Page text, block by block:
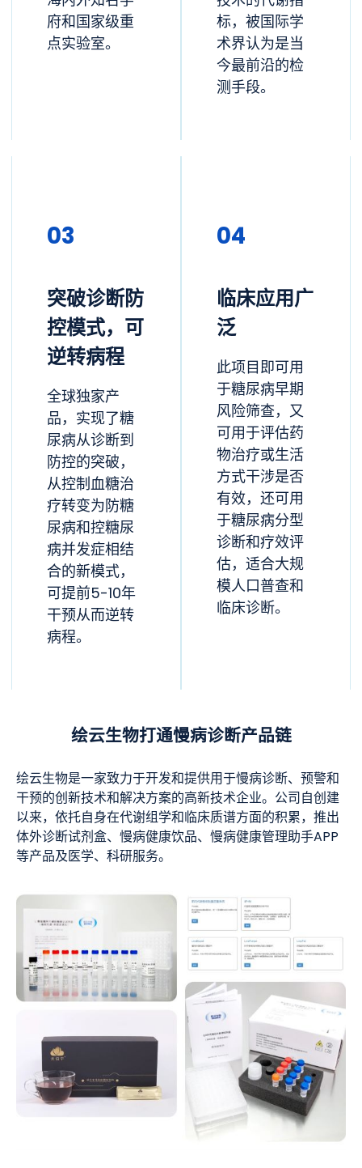
府和国家级重
点实验室。
标，被国际学
术界认为是当
今最前沿的检
测手段。
03
突破诊断防
控模式，可
逆转病程
全球独家产
品，实现了糖
尿病从诊断到
防控的突破，
从控制血糖治
疗转变为防糖
尿病和控糖尿
病并发症相结
合的新模式，
可提前5-10年
干预从而逆转
病程。
04
临床应用广
泛
此项目即可用
于糖尿病早期
风险筛查，又
可用于评估药
物治疗或生活
方式干涉是否
有效，还可用
于糖尿病分型
诊断和疗效评
估，适合大规
模人口普查和
临床诊断。
绘云生物打通慢病诊断产品链
绘云生物是一家致力于开发和提供用于慢病诊断、预警和
干预的创新技术和解决方案的高新技术企业。公司自创建
以来，依托自身在代谢组学和临床质谱方面的积累，推出
体外诊断试剂盒、慢病健康饮品、慢病健康管理助手APP
等产品及医学、科研服务。